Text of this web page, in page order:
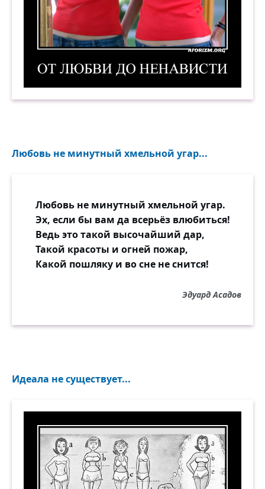
Любовь не минутный хмельной угар...
Любовь не минутный хмельной угар.
Эх, если бы вам да всерьёз влюбиться!
Ведь это такой высочайший дар,
Такой красоты и огней пожар,
Какой пошляку и во сне не снится!
Эдуард Асадов
Идеала не существует...